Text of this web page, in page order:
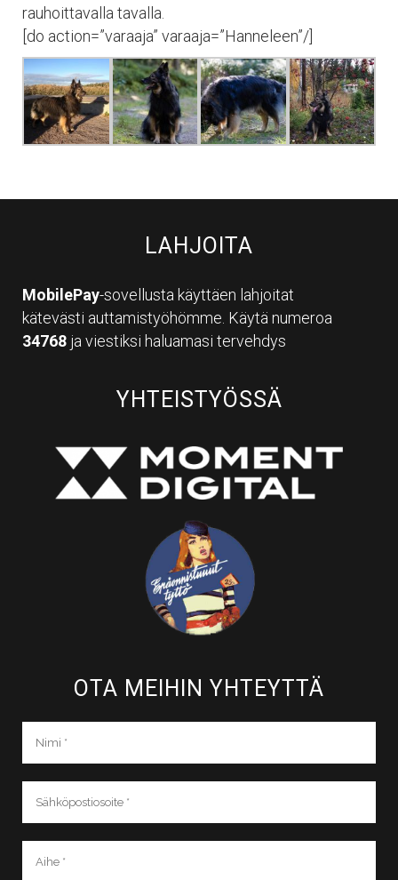
rauhoittavalla tavalla.
[do action=”varaaja” varaaja=”Hanneleen”/]
LAHJOITA
MobilePay-sovellusta käyttäen lahjoitat
kätevästi auttamistyöhömme. Käytä numeroa
34768 ja viestiksi haluamasi tervehdys
YHTEISTYÖSSÄ
OTA MEIHIN YHTEYTTÄ​